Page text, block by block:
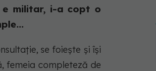
e militar, i-a copt o
se foiește și își
femeia completeză de